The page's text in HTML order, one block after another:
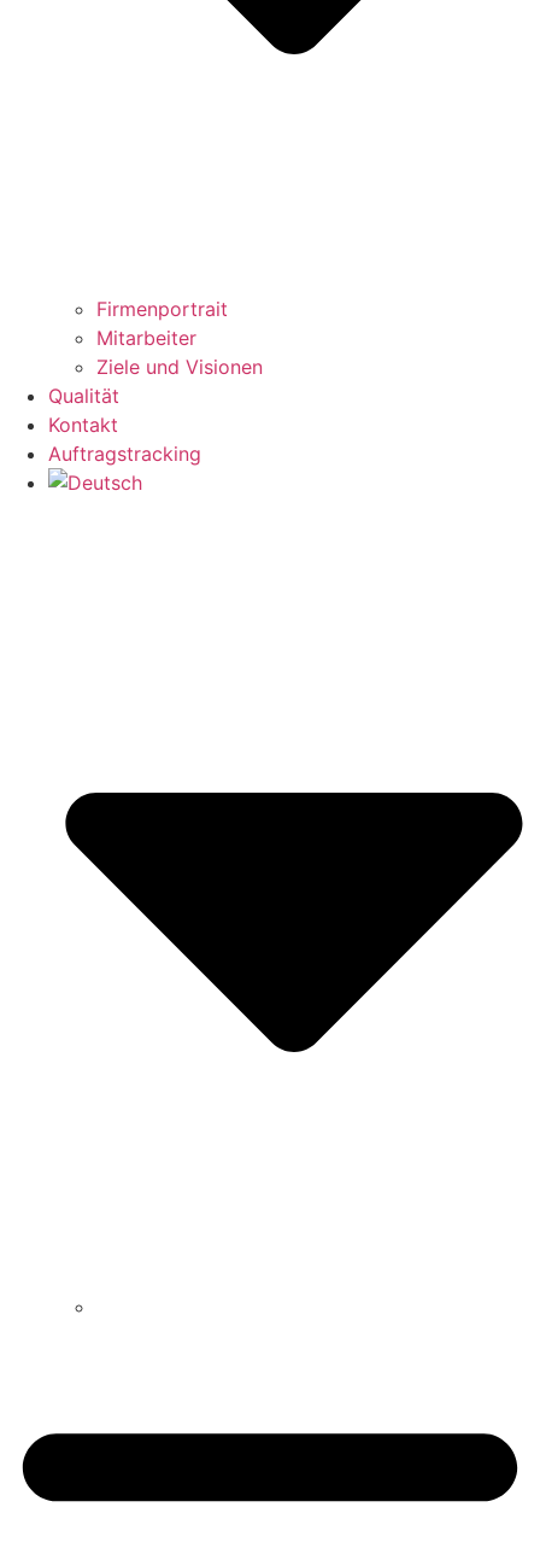
Firmenportrait
Mitarbeiter
Ziele und Visionen
Qualität
Kontakt
Auftragstracking